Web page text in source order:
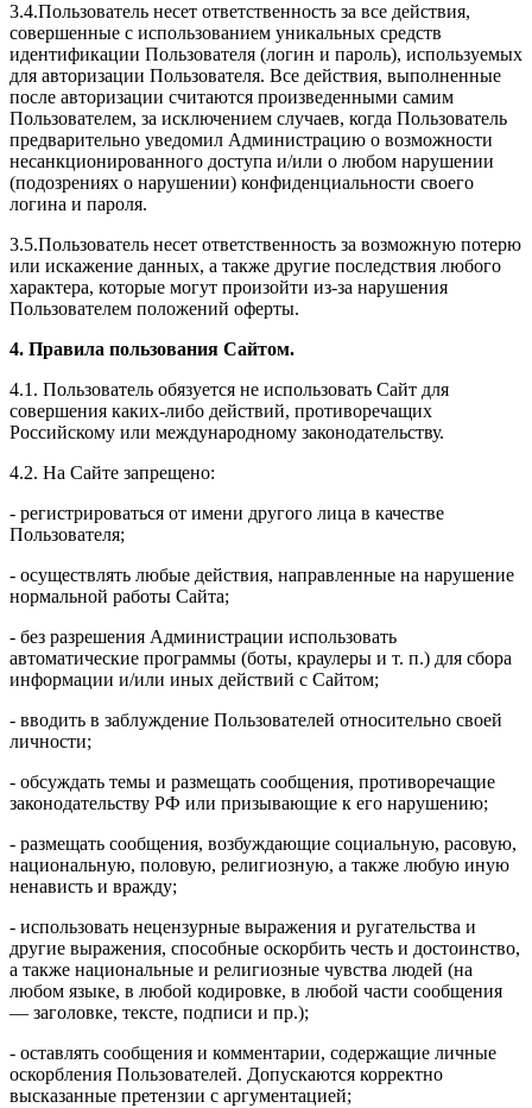
3.4.Пользователь несет ответственность за все действия,
совершенные с использованием уникальных средств
идентификации Пользователя (логин и пароль), используемых
для авторизации Пользователя. Все действия, выполненные
после авторизации считаются произведенными самим
Пользователем, за исключением случаев, когда Пользователь
предварительно уведомил Администрацию о возможности
несанкционированного доступа и/или о любом нарушении
(подозрениях о нарушении) конфиденциальности своего
логина и пароля.
3.5.Пользователь несет ответственность за возможную потерю
или искажение данных, а также другие последствия любого
характера, которые могут произойти из-за нарушения
Пользователем положений оферты.
4. Правила пользования Сайтом.
4.1. Пользователь обязуется не использовать Сайт для
совершения каких-либо действий, противоречащих
Российскому или международному законодательству.
4.2. На Сайте запрещено:
- регистрироваться от имени другого лица в качестве
Пользователя;
- осуществлять любые действия, направленные на нарушение
нормальной работы Сайта;
- без разрешения Администрации использовать
автоматические программы (боты, краулеры и т. п.) для сбора
информации и/или иных действий с Сайтом;
- вводить в заблуждение Пользователей относительно своей
личности;
- обсуждать темы и размещать сообщения, противоречащие
законодательству РФ или призывающие к его нарушению;
- размещать сообщения, возбуждающие социальную, расовую,
национальную, половую, религиозную, а также любую иную
ненависть и вражду;
- использовать нецензурные выражения и ругательства и
другие выражения, способные оскорбить честь и достоинство,
а также национальные и религиозные чувства людей (на
любом языке, в любой кодировке, в любой части сообщения
— заголовке, тексте, подписи и пр.);
- оставлять сообщения и комментарии, содержащие личные
оскорбления Пользователей. Допускаются корректно
высказанные претензии с аргументацией;